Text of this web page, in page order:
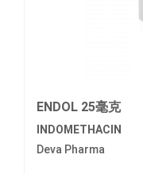
ENDOL 25毫克
INDOMETHACIN
Deva Pharma